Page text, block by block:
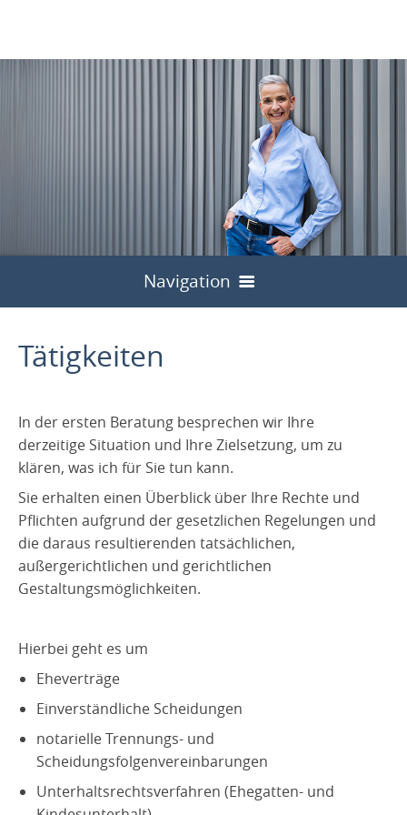
Navigation
Kontakt
Datenschutzerklärung
Impressum
Tätigkeiten
In der ersten Beratung besprechen wir Ihre
derzeitige Situation und Ihre Zielsetzung, um zu
klären, was ich für Sie tun kann.
Sie erhalten einen Überblick über Ihre Rechte und
Pflichten aufgrund der gesetzlichen Regelungen und
die daraus resultierenden tatsächlichen,
außergerichtlichen und gerichtlichen
Gestaltungsmöglichkeiten.
Hierbei geht es um
Eheverträge
Einverständliche Scheidungen
notarielle Trennungs- und
Scheidungsfolgenvereinbarungen
Unterhaltsrechtsverfahren (Ehegatten- und